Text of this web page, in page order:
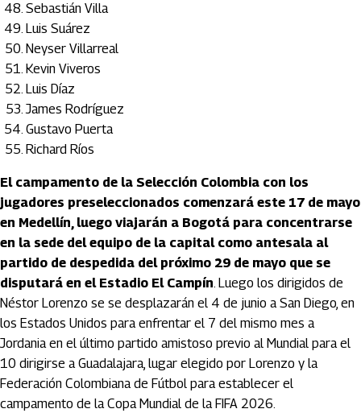
Sebastián Villa
Luis Suárez
Neyser Villarreal
Kevin Viveros
Luis Díaz
James Rodríguez
Gustavo Puerta
Richard Ríos
El campamento de la Selección Colombia con los
jugadores preseleccionados comenzará este 17 de mayo
en Medellín, luego viajarán a Bogotá para concentrarse
en la sede del equipo de la capital como antesala al
partido de despedida del próximo 29 de mayo que se
disputará en el Estadio El Campín. Luego los dirigidos de
Néstor Lorenzo se se desplazarán el 4 de junio a San Diego, en
los Estados Unidos para enfrentar el 7 del mismo mes a
Jordania en el último partido amistoso previo al Mundial para el
10 dirigirse a Guadalajara, lugar elegido por Lorenzo y la
Federación Colombiana de Fútbol para establecer el
campamento de la Copa Mundial de la FIFA 2026.